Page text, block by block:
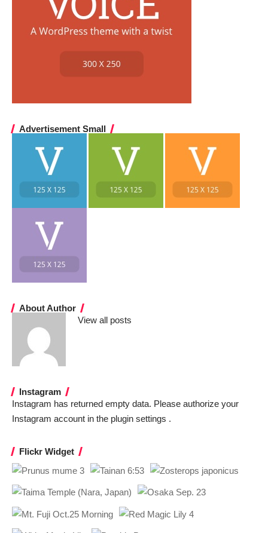
Advertisement Small
About Author
View all posts
Instagram
Instagram has returned empty data. Please authorize your
Instagram account in the plugin settings .
Flickr Widget